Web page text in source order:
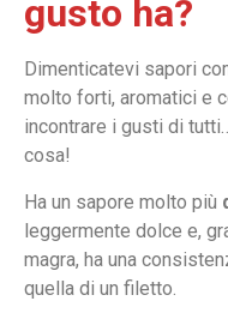
gusto ha?
Dimenticatevi sapori
molto forti, aromatici e
incontrare i gusti di
cosa!
Ha un sapore molto più
leggermente dolce e,
magra, ha una
quella di un filetto.